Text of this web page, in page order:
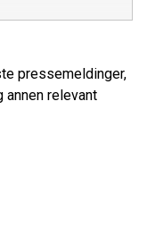
pressemeldinger,
annen relevant